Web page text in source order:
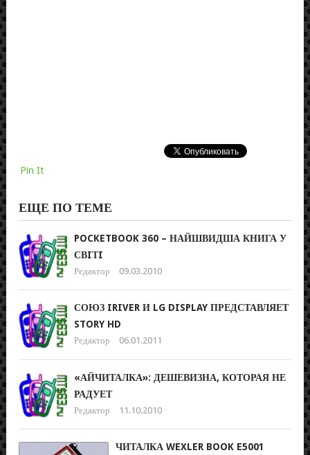
Pin It
ЕЩЕ ПО ТЕМЕ
POCKETBOOK 360 – НАЙШВИДША КНИГА У
СВIТI
Редактор 09.03.2010
СОЮЗ IRIVER И LG DISPLAY ПРЕДСТАВЛЯЕТ
STORY HD
Редактор 06.01.2011
«АЙЧИТАЛКА»: ДЕШЕВИЗНА, КОТОРАЯ НЕ
РАДУЕТ
Редактор 11.10.2010
ЧИТАЛКА WEXLER BOOK E5001